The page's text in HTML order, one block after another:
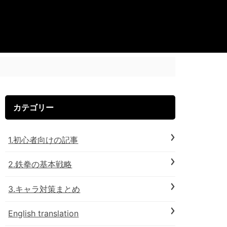
カテゴリー
1.初心者向けの記事
2.鉄拳の基本戦略
3.キャラ対策まとめ
English translation